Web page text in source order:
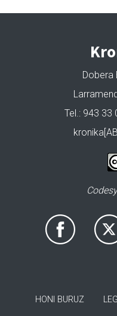
Dobera
Tel.: 943 33
HONI BURUZ